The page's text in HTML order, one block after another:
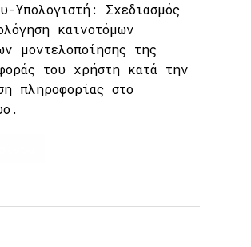
Υπολογιστή: Σχεδιασμός
καινοτόμων
μοντελοποίησης της
του χρήστη κατά την
πληροφορίας στο